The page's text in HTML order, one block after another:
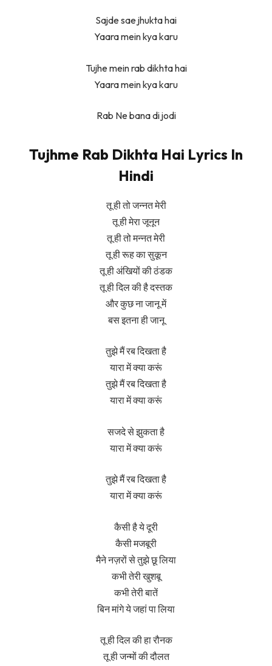
Sajde sae jhukta hai
Yaara mein kya karu
Tujhe mein rab dikhta hai
Yaara mein kya karu
Rab Ne bana di jodi
Tujhme Rab Dikhta Hai Lyrics In
Hindi
तू ही तो जन्नत मेरी
तू ही मेरा जूनून
तू ही तो मन्नत मेरी
तू ही रूह का सुकून
तू ही अंखियों की ठंडक
तू ही दिल की है दस्तक
और कुछ ना जानू में
बस इतना ही जानू
तुझे मैं रब दिखता है
यारा में क्या करूं
तुझे मैं रब दिखता है
यारा में क्या करूं
सजदे से झुकता है
यारा में क्या करूं
तुझे मैं रब दिखता है
यारा में क्या करूं
कैसी है ये दूरी
कैसी मजबूरी
मैने नज़रों से तुझे छू लिया
कभी तेरी खुशबू
कभी तेरी बातें
बिन मांगे ये जहां पा लिया
तू ही दिल की हा रौनक
तू ही जन्मों की दौलत